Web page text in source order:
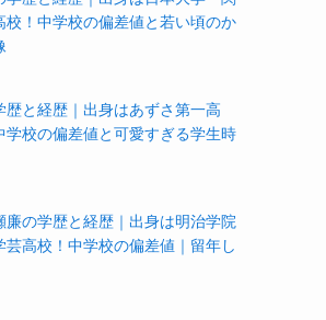
校！中学校の偏差値と若い頃のか
歴と経歴｜出身はあずさ第一高
学校の偏差値と可愛すぎる学生時
廉の学歴と経歴｜出身は明治学院
芸高校！中学校の偏差値｜留年し